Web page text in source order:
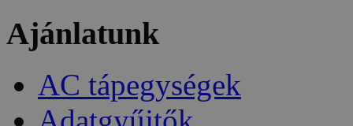
Ajánlatunk
AC tápegységek